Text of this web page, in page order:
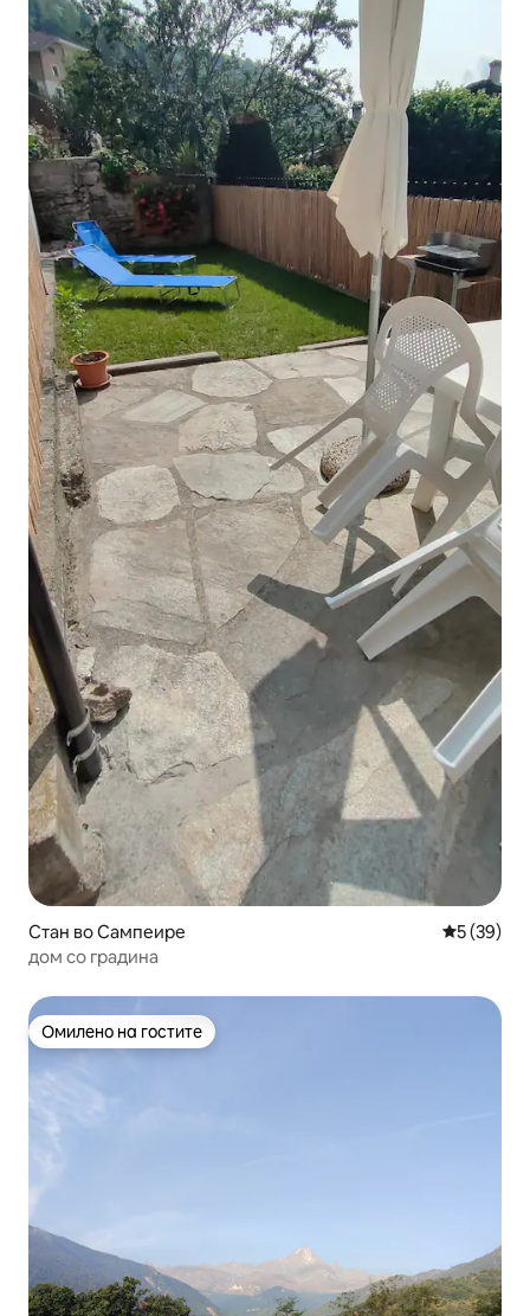
Стан во Сампеире Просечна
5 (39)
дом со градина
Омилено на гостите
Омилено на гостите